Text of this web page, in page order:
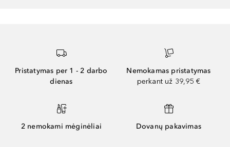
Pristatymas per 1 - 2 darbo
dienas
Nemokamas pristatymas
perkant už 39,95 €
2 nemokami mėginėliai Dovanų pakavimas